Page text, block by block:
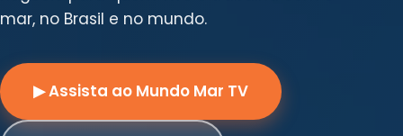
mar, no Brasil e no mundo.
▶ Assista ao Mundo Mar TV